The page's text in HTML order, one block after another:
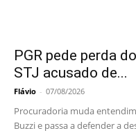
PGR pede perda
STJ acusado de...
Flávio - 07/08/2026
Procuradoria muda
Buzzi e passa a defender a